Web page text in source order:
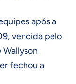
após a
vencida pelo
Wallyson
fechou a